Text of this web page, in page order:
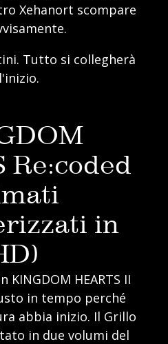
Xehanort scompare
Tutto si collegherà
Re:coded
in
KINGDOM HEARTS II
in tempo perché
abbia inizio. Il Grillo
in due volumi del